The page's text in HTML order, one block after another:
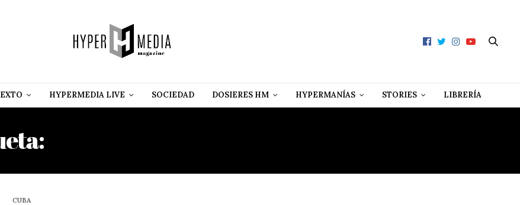
HYPERMEDIA LIVE SOCIEDAD DOSIERES HM HYPERMANÍAS STORIES LIBRERÍA
CUBA